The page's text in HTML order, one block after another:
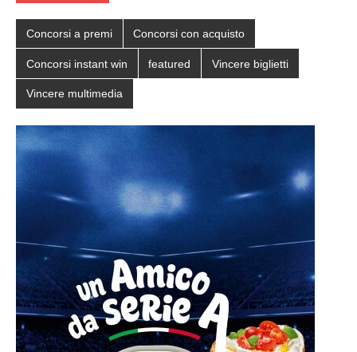
Concorsi a premi Concorsi con acquisto
Concorsi instant win featured Vincere biglietti
Vincere multimedia